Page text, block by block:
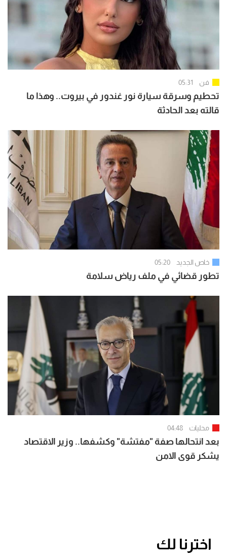
فن 05:31
تحطيم وسرقة سيارة نور غندور في بيروت.. وهذا ما
قالته بعد الحادثة
خاص الجديد 05:20
تطور قضائي في ملف رياض سلامة
محليات 04:48
بعد انتحالها صفة "مفتشة" وكشفها.. وزير الاقتصاد
يشكر قوى الامن
اخترنا لك